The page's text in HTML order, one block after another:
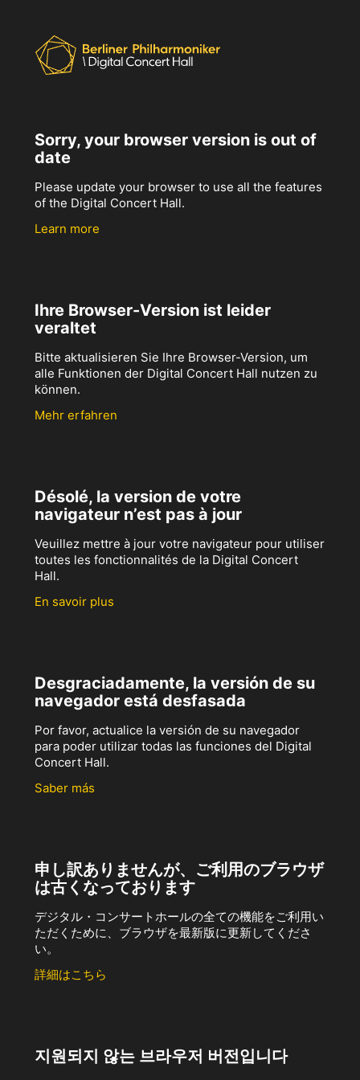
Sorry, your browser version is out of
date
Please update your browser to use all the features
of the Digital Concert Hall.
Learn more
Ihre Browser-Version ist leider
veraltet
Bitte aktualisieren Sie Ihre Browser-Version, um
alle Funktionen der Digital Concert Hall nutzen zu
können.
Mehr erfahren
Désolé, la version de votre
navigateur n’est pas à jour
Veuillez mettre à jour votre navigateur pour utiliser
toutes les fonctionnalités de la Digital Concert
Hall.
En savoir plus
Desgraciadamente, la versión de su
navegador está desfasada
Por favor, actualice la versión de su navegador
para poder utilizar todas las funciones del Digital
Concert Hall.
Saber más
申し訳ありませんが、ご利用のブラウザ
は古くなっております
デジタル・コンサートホールの全ての機能をご利用い
ただくために、ブラウザを最新版に更新してくださ
い。
詳細はこちら
지원되지 않는 브라우저 버전입니다